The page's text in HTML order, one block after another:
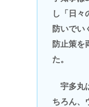
し「日々
防いでい
防止策を
た。
宇多丸
ちろん、